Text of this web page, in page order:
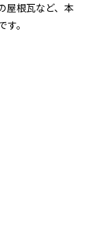
屋根瓦など、本
。